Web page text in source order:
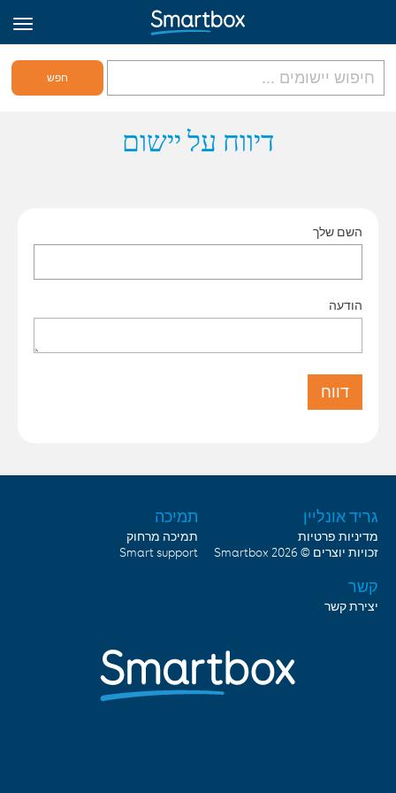
גריד אונליין
דיווח על יישום
השם שלך
הודעה
גריד אונליין
מדיניות פרטיות
זכויות יוצרים © 2026
Smartbox
תמיכה
תמיכה מרחוק
Smart support
קשר
יצירת קשר